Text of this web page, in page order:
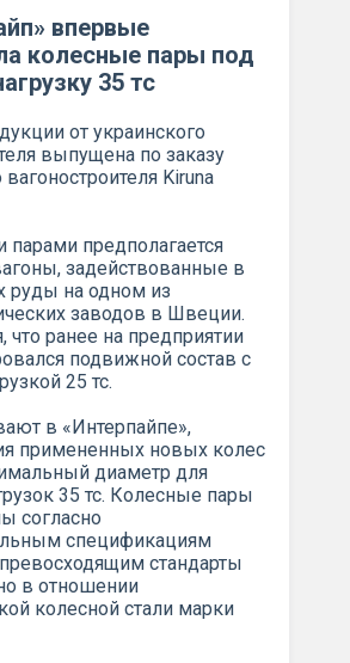
впервые
колесные пары под
35 тс
от украинского
выпущена по заказу
Kiruna
предполагается
задействованные в
руды на одном из
заводов в Швеции.
что ранее на предприятии
подвижной состав с
25 тс.
в «Интерпайпе»,
примененных новых колес
диаметр для
35 тс. Колесные пары
согласно
спецификациям
стандарты
в отношении
колесной стали марки